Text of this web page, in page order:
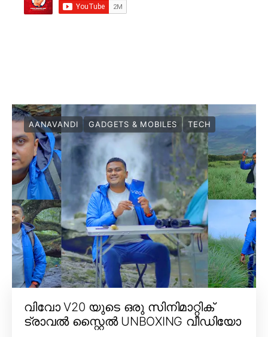
AANAVANDI GADGETS & MOBILES TECH
വിവോ V20 യുടെ ഒരു സിനിമാറ്റിക്
ട്രാവൽ സ്റ്റൈൽ UNBOXING വീഡിയോ